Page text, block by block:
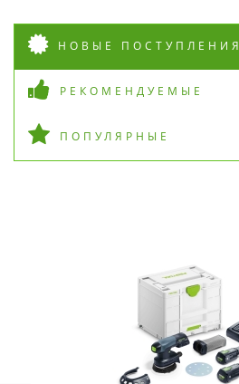
НОВЫЕ ПОСТУПЛЕНИЯ
РЕКОМЕНДУЕМЫЕ
ПОПУЛЯРНЫЕ